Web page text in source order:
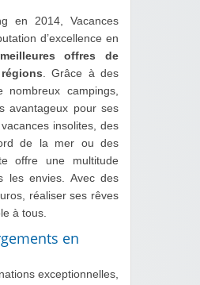
en 2014, Vacances
d’excellence en
meilleures offres de
. Grâce à des
nombreux campings,
avantageux pour ses
insolites, des
de la mer ou des
offre une multitude
les envies. Avec des
réaliser ses rêves
à tous.
en
exceptionnelles,